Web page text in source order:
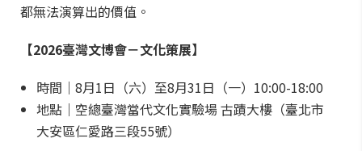
都無法演算出的價值。
【2026臺灣文博會－文化策展】
時間｜8月1日（六）至8月31日（一）10:00-18:00
地點｜空總臺灣當代文化實驗場 古蹟大樓（臺北市
大安區仁愛路三段55號）